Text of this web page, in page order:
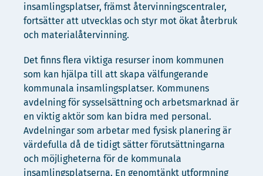
insamlingsplatser, främst återvinningscentraler,
fortsätter att utvecklas och styr mot ökat återbruk
och materialåtervinning.
Det finns flera viktiga resurser inom kommunen
som kan hjälpa till att skapa välfungerande
kommunala insamlingsplatser. Kommunens
avdelning för sysselsättning och arbetsmarknad är
en viktig aktör som kan bidra med personal.
Avdelningar som arbetar med fysisk planering är
värdefulla då de tidigt sätter förutsättningarna
och möjligheterna för de kommunala
insamlingsplatserna. En genomtänkt utformning